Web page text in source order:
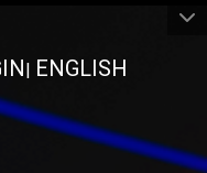
| ENGLISH